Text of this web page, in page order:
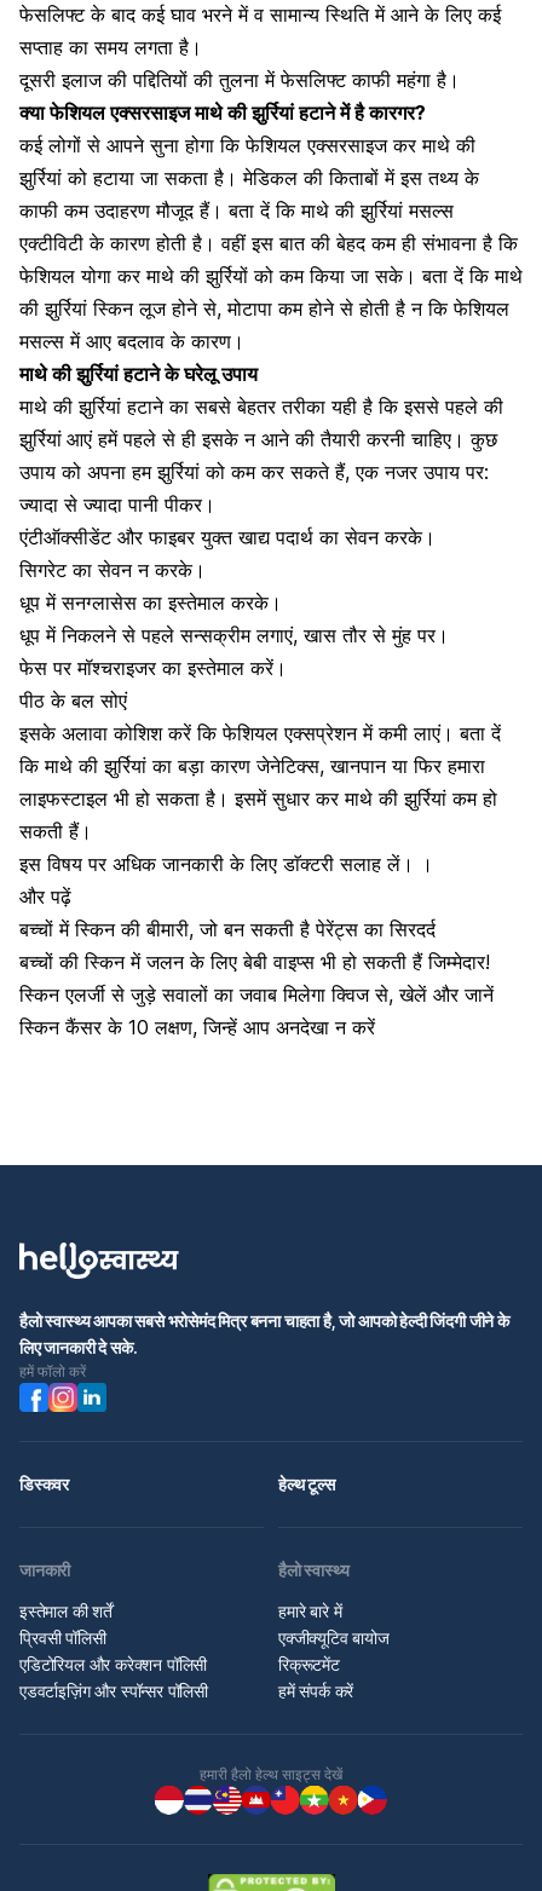
फेसलिफ्ट के बाद कई घाव भरने में व सामान्य स्थिति में आने के लिए कई
सप्ताह का समय लगता है।
दूसरी इलाज की पद्दितियों की तुलना में फेसलिफ्ट काफी महंगा है।
क्या फेशियल एक्सरसाइज माथे की झुर्रियां हटाने में है कारगर?
कई लोगों से आपने सुना होगा कि फेशियल एक्सरसाइज कर माथे की
झुर्रियां को हटाया जा सकता है। मेडिकल की किताबों में इस तथ्य के
काफी कम उदाहरण मौजूद हैं। बता दें कि माथे की झुर्रियां मसल्स
एक्टीविटी के कारण होती है। वहीं इस बात की बेहद कम ही संभावना है कि
फेशियल योगा कर माथे की झुर्रियों को कम किया जा सके। बता दें कि माथे
की झुर्रियां स्किन लूज होने से, मोटापा कम होने से होती है न कि फेशियल
मसल्स में आए बदलाव के कारण।
माथे की झुर्रियां हटाने के घरेलू उपाय
माथे की झुर्रियां हटाने का सबसे बेहतर तरीका यही है कि इससे पहले की
झुर्रियां आएं हमें पहले से ही इसके न आने की तैयारी करनी चाहिए। कुछ
उपाय को अपना हम झुर्रियां को कम कर सकते हैं, एक नजर उपाय पर:
ज्यादा से ज्यादापानी पीकर।
एंटीऑक्सीडेंट और फाइबर युक्त खाद्य पदार्थ का सेवन करके।
सिगरेटका सेवन न करके।
धूप में सनग्लासेस का इस्तेमाल करके।
धूप में निकलने से पहले सन्सक्रीम लगाएं, खास तौर से मुंह पर।
फेस पर मॉश्चराइजर का इस्तेमाल करें।
पीठ के बल सोएं
इसके अलावा कोशिश करें कि फेशियल एक्सप्रेशन में कमी लाएं। बता दें
कि माथे की झुर्रियां का बड़ा कारण जेनेटिक्स, खानपान या फिर हमारा
लाइफस्टाइल भी हो सकता है। इसमें सुधार कर माथे की झुर्रियां कम हो
सकती हैं।
इस विषय पर अधिक जानकारी के लिए डाॅक्टरी सलाह लें। ।
और पढ़ें
बच्चों में स्किन की बीमारी, जो बन सकती है पेरेंट्स का सिरदर्द
बच्चों की स्किन में जलन के लिए बेबी वाइप्स भी हो सकती हैं जिम्मेदार!
स्किन एलर्जी से जुड़े सवालों का जवाब मिलेगा क्विज से, खेलें और जानें
स्किन कैंसर के 10 लक्षण, जिन्हें आप अनदेखा न करें
हैलो स्वास्थ्य आपका सबसे भरोसेमंद मित्र बनना चाहता है, जो आपको हेल्दी जिंदगी जीने के
लिए जानकारी दे सके.
हमें फॉलो करें
डिस्कवर हेल्थ टूल्स
जानकारी
इस्तेमाल की शर्तें
प्रिवसी पॉलिसी
एडिटोरियल और करेक्शन पॉलिसी
एडवर्टाइज़िंग और स्पॉन्सर पॉलिसी
हैलो स्वास्थ्य
हमारे बारे में
एक्जीक्यूटिव बायोज
रिक्रूटमेंट
हमें संपर्क करें
हमारी हैलो हेल्थ साइट्स देखें